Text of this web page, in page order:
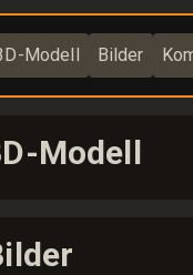
Modell Bilder
Modell